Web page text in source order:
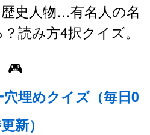
史人物…有名人の名
読み方4択クイズ。
🎮
埋めクイズ（毎日0
新）